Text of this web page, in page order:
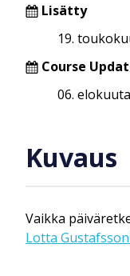
Lisätty
19.
Course
06.
Kuvaus
Vaikka
Lotta